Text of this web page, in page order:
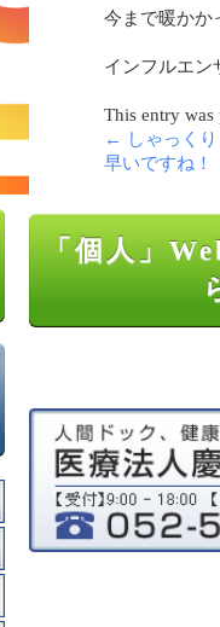
今まで暖かか
インフルエン
This entry
←
しゃっくり
早いですね！
「個人」